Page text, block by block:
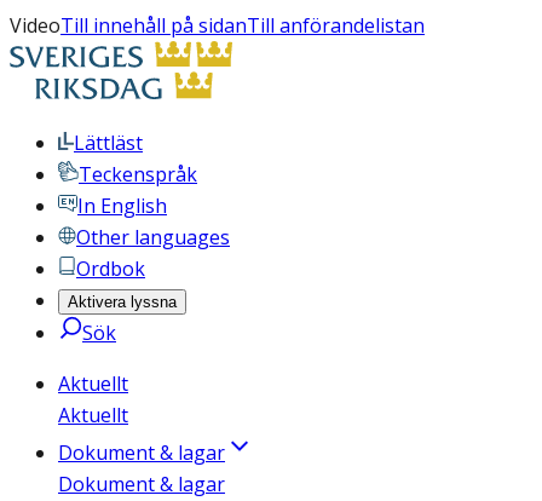
VideoTill innehåll på sidanTill anförandelistan
Lättläst
Teckenspråk
In English
Other languages
Ordbok
Aktivera lyssna
Sök
Aktuellt
Aktuellt
Dokument & lagar
Dokument & lagar